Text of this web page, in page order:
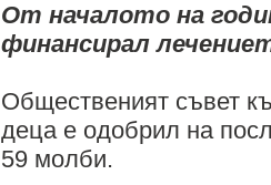
От началото на
финансирал
Общественият съвет
деца е одобрил на
59 молби.